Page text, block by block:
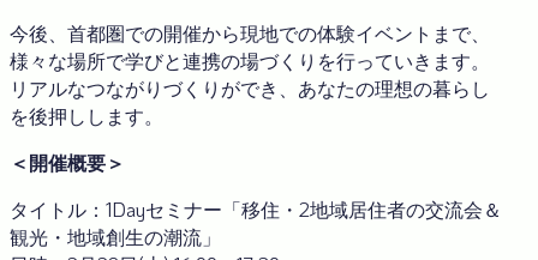
今後、首都圏での開催から現地での体験イベントまで、
様々な場所で学びと連携の場づくりを行っていきます。
リアルなつながりづくりができ、あなたの理想の暮らし
を後押しします。
＜開催概要＞
タイトル：1Dayセミナー「移住・2地域居住者の交流会＆
観光・地域創生の潮流」